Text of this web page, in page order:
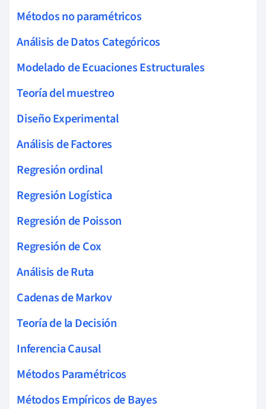
Métodos no paramétricos
Análisis de Datos Categóricos
Modelado de Ecuaciones Estructurales
Teoría del muestreo
Diseño Experimental
Análisis de Factores
Regresión ordinal
Regresión Logística
Regresión de Poisson
Regresión de Cox
Análisis de Ruta
Cadenas de Markov
Teoría de la Decisión
Inferencia Causal
Métodos Paramétricos
Métodos Empíricos de Bayes